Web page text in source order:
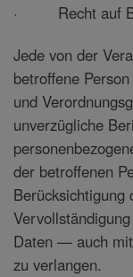
· Recht auf
Jede von der
betroffene
und
unverzügliche
der betroffenen
Berücksichtigung
Daten — auch
zu verlangen.